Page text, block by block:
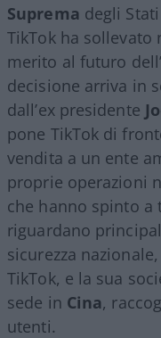
Suprema degli
TikTok ha
merito al futuro
decisione arriva in
dall’ex presidente
pone TikTok di
vendita a un ente
proprie operazioni
che hanno spinto a
riguardano
sicurezza
TikTok, e la sua
sede in Cina,
utenti.